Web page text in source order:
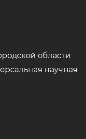
области
научная